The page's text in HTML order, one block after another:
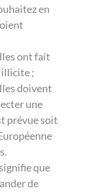
en
ont fait
illicite ;
doivent
une
prévue soit
que
de